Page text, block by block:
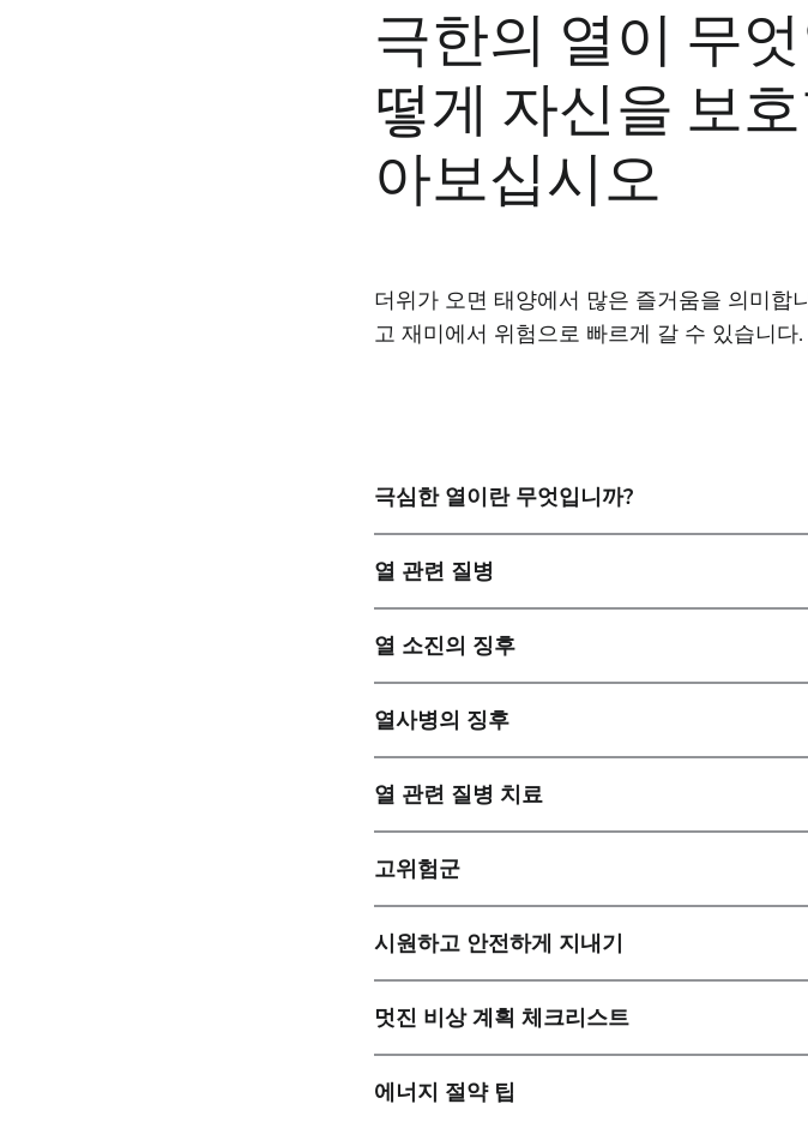
극한의 열이 무
떻게 자신을 보
아보십시오
더위가 오면 태양에서 많은 즐거움을 의미합
고 재미에서 위험으로 빠르게 갈 수 있습니
극심한 열이란 무엇입니까?
열 관련 질병
열 소진의 징후
열사병의 징후
열 관련 질병 치료
고위험군
시원하고 안전하게 지내기
멋진 비상 계획 체크리스트
에너지 절약 팁